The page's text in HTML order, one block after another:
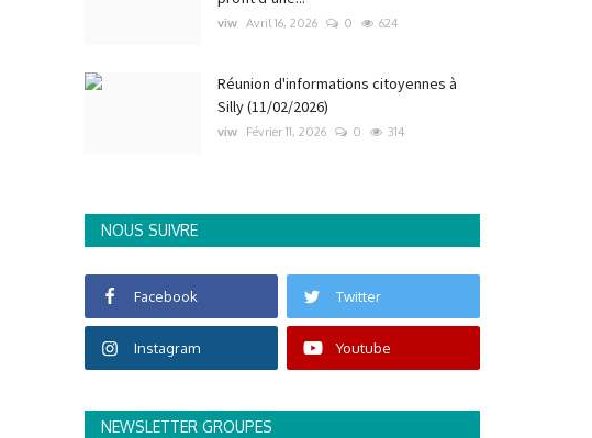
viw Avril 16, 2026 0 624
Réunion d'informations citoyennes à
Silly (11/02/2026)
viw Février 11, 2026 0 314
NOUS SUIVRE
Facebook Twitter
Instagram Youtube
NEWSLETTER GROUPES